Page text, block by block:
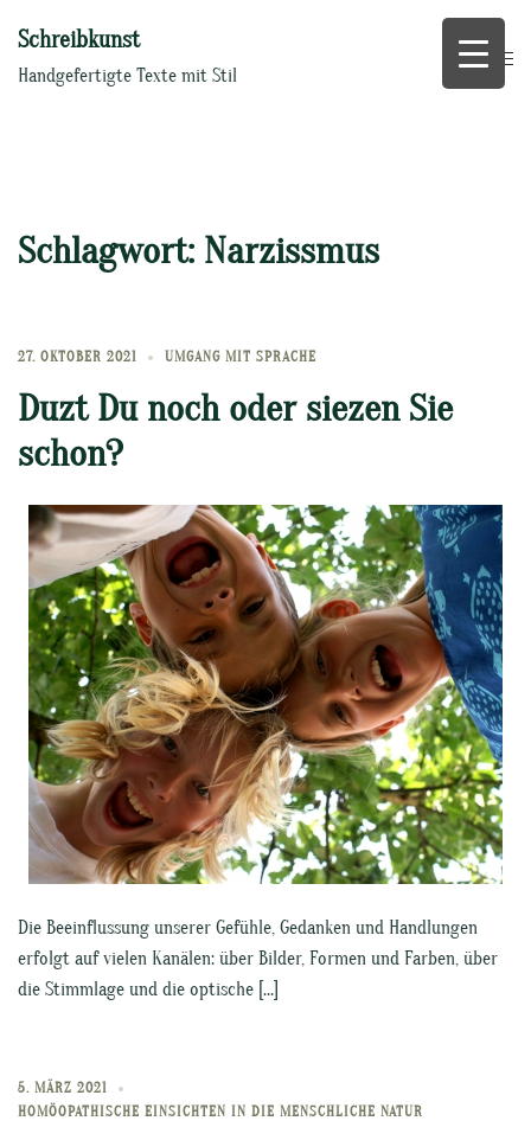
Inhalt
springen
Schreibkunst
Handgefertigte Texte mit Stil
Schlagwort: Narzissmus
27. OKTOBER 2021 UMGANG MIT SPRACHE
Duzt Du noch oder siezen Sie
schon?
Die Beeinflussung unserer Gefühle, Gedanken und Handlungen
erfolgt auf vielen Kanälen: über Bilder, Formen und Farben, über
die Stimmlage und die optische […]
5. MÄRZ 2021
HOMÖOPATHISCHE EINSICHTEN IN DIE MENSCHLICHE NATUR